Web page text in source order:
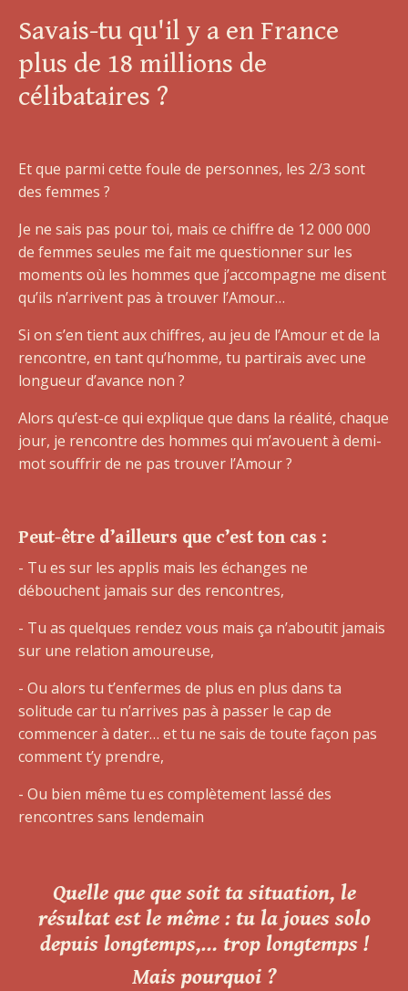
Savais-tu qu'il y a en France
plus de 18 millions de
célibataires ?
Et que parmi cette foule de personnes, les 2/3 sont
des femmes ?
Je ne sais pas pour toi, mais ce chiffre de 12 000 000
de femmes seules me fait me questionner sur les
moments où les hommes que j’accompagne me disent
qu’ils n’arrivent pas à trouver l’Amour…
Si on s’en tient aux chiffres, au jeu de l’Amour et de la
rencontre, en tant qu’homme, tu partirais avec une
longueur d’avance non ?
Alors qu’est-ce qui explique que dans la réalité, chaque
jour, je rencontre des hommes qui m’avouent à demi-
mot souffrir de ne pas trouver l’Amour ?
Peut-être d’ailleurs que c’est ton cas :
- Tu es sur les applis mais les échanges ne
débouchent jamais sur des rencontres,
- Tu as quelques rendez vous mais ça n’aboutit jamais
sur une relation amoureuse,
- Ou alors tu t’enfermes de plus en plus dans ta
solitude car tu n’arrives pas à passer le cap de
commencer à dater… et tu ne sais de toute façon pas
comment t’y prendre,
- Ou bien même tu es complètement lassé des
rencontres sans lendemain
Quelle que que soit ta situation, le
résultat est le même : tu la joues solo
depuis longtemps,… trop longtemps !
Mais pourquoi ?